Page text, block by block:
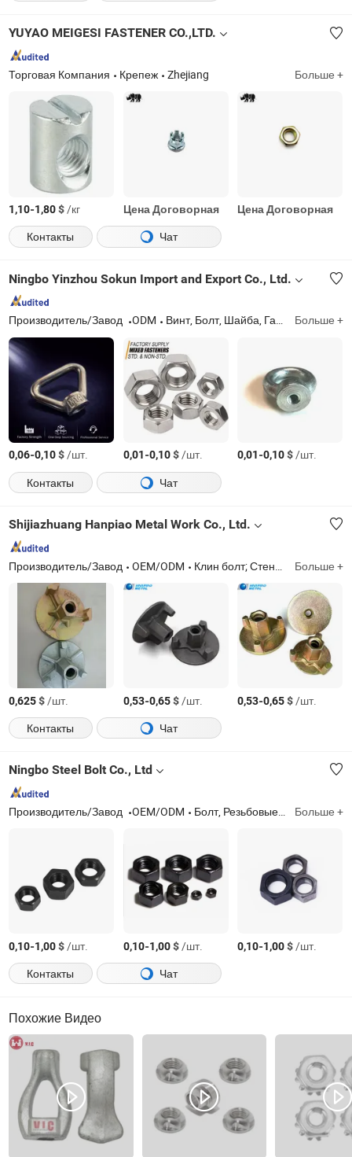
YUYAO MEIGESI FASTENER CO.,LTD.
Торговая Компания Крепеж Zhejiang Больше +
1,10-1,80$/кг Цена Договорная
Цена Договорная
Контакты
Чат
Ningbo Yinzhou Sokun Import and Export Co., Ltd.
Производитель/Завод ODM Винт, Болт, Шайба, Гайка, Резьбовой стержень Больше +
0,06-0,10$/шт. 0,01-0,10$/шт. 0,01-0,10$/шт.
Контакты
Чат
Shijiazhuang Hanpiao Metal Work Co., Ltd.
Производитель/Завод OEM/ODM Клин болт; Стеновые связи; Стандартный штифт; Д конус; Гайка для связи Больше +
0,625$/шт. 0,53-0,65$/шт. 0,53-0,65$/шт.
Контакты
Чат
Ningbo Steel Bolt Co., Ltd
Производитель/Завод OEM/ODM Болт, Резьбовые стержни, Шпильки, Гайки, Шайбы Больше +
0,10-1,00$/шт. 0,10-1,00$/шт. 0,10-1,00$/шт.
Контакты
Чат
Похожие Видео